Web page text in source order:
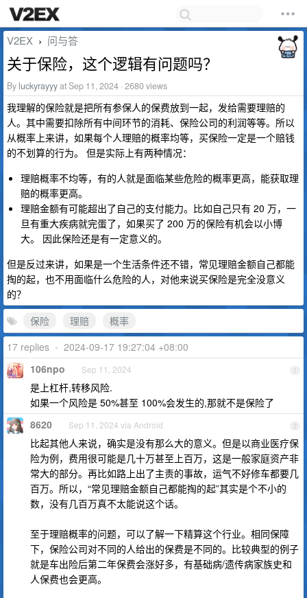
V2EX › 问与答
关于保险，这个逻辑有问题吗？
By luckyrayyyat Sep 11, 2024 · 2680 views
我理解的保险就是把所有参保人的保费放到一起，发给需要理赔的
人。其中需要扣除所有中间环节的消耗、保险公司的利润等等。所以
从概率上来讲，如果每个人理赔的概率均等，买保险一定是一个赔钱
的不划算的行为。 但是实际上有两种情况：
理赔概率不均等，有的人就是面临某些危险的概率更高，能获取理
赔的概率更高。
理赔金额有可能超出了自己的支付能力。比如自己只有 20 万，一
旦有重大疾病就完蛋了，如果买了 200 万的保险有机会以小博
大。 因此保险还是有一定意义的。
但是反过来讲，如果是一个生活条件还不错，常见理赔金额自己都能
掏的起，也不用面临什么危险的人，对他来说买保险是完全没意义
的？
保险
理赔
概率
17 replies • 2024-09-17 19:27:04 +08:00
1
106npo Sep 11, 2024
是上杠杆,转移风险.
如果一个风险是 50%甚至 100%会发生的,那就不是保险了
2
8620 Sep 11, 2024 via Android
比起其他人来说，确实是没有那么大的意义。但是以商业医疗保
险为例，费用很可能是几十万甚至上百万，这是一般家庭资产非
常大的部分。再比如路上出了主责的事故，运气不好修车都要几
百万。所以，“常见理赔金额自己都能掏的起”其实是个不小的
数，没有几百万真不太能说这个话。
至于理赔概率的问题，可以了解一下精算这个行业。相同保障
下，保险公司对不同的人给出的保费是不同的。比较典型的例子
就是车出险后第二年保费会涨好多，有基础病/遗传病家族史和
人保费也会更高。